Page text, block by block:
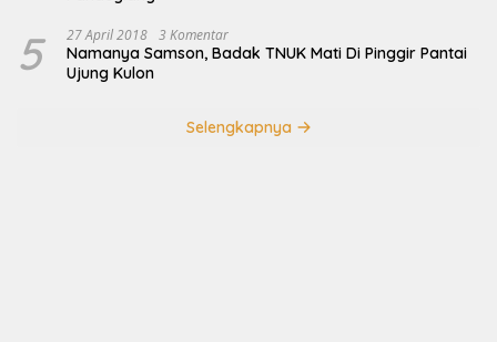
5 27 April 2018 3 Komentar
Namanya Samson, Badak TNUK Mati Di Pinggir Pantai
Ujung Kulon
Selengkapnya